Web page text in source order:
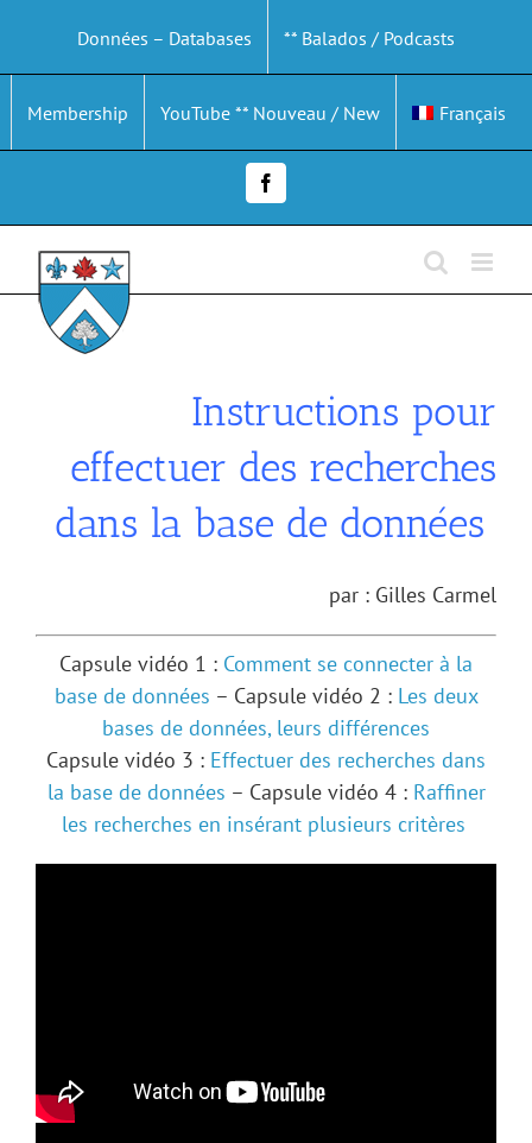
contenu
Données – Databases ** Balados / Podcasts
Membership YouTube ** Nouveau / New Français
Facebook
Instructions pour
effectuer des recherches
dans la base de données
par : Gilles Carmel
Capsule vidéo 1 : Comment se connecter à la
base de données – Capsule vidéo 2 : Les deux
bases de données, leurs différences
Capsule vidéo 3 : Effectuer des recherches dans
la base de données – Capsule vidéo 4 : Raffiner
les recherches en insérant plusieurs critères